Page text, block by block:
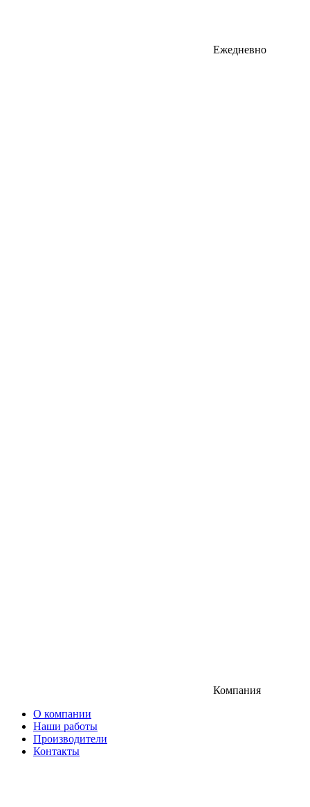
Ежедневно
Компания
О компании
Наши работы
Производители
Контакты